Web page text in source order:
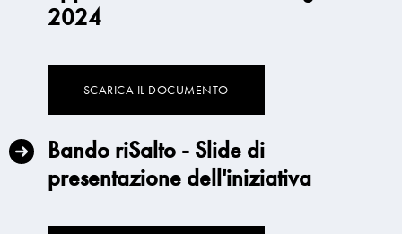
2024
SCARICA IL DOCUMENTO
Bando riSalto - Slide di
presentazione dell'iniziativa